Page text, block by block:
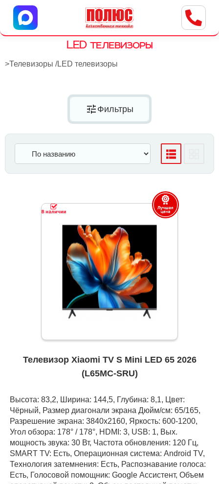
Центр бытовой техники
г. Ульяновск, ул. Пушкарева, 8a
LED телевизоры
>Телевизоры /LED телевизоры
tune Фильтры
Телевизор Xiaomi TV S Mini LED 65 2026
(L65MC-SRU)
Высота: 83,2, Ширина: 144,5, Глубина: 8,1, Цвет:
Чёрный, Размер диагонали экрана Дюйм/см: 65/165,
Разрешение экрана: 3840x2160, Яркость: 600-1200,
Угол обзора: 178° / 178°, HDMI: 3, USB: 1, Вых.
мощность звука: 30 Вт, Частота обновления: 120 Гц,
SMART TV: Есть, Операционная система: Android TV,
Технология затемнения: Есть, Распознавание голоса:
Есть, Голосовой помощник: Google Ассистент, Объем